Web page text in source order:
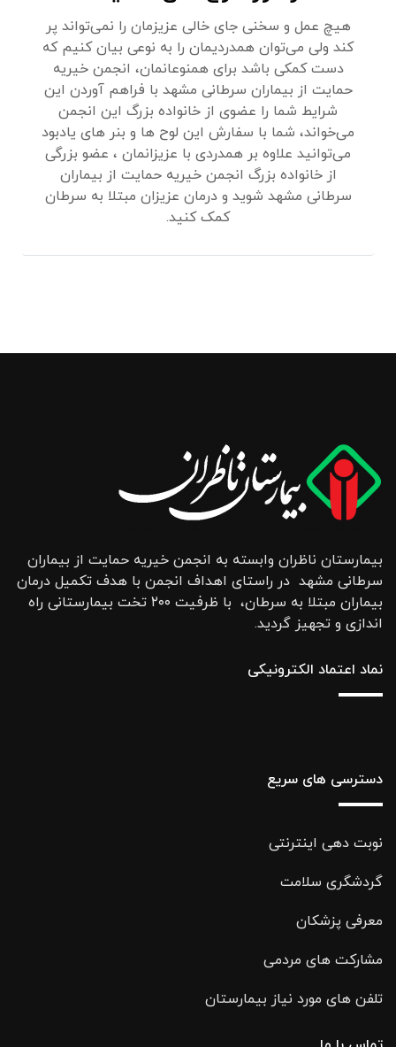
هیچ عمل و سخنی جای خالی عزیزمان را نمی‌تواند پر
کند ولی می‌توان همدردیمان را به نوعی بیان کنیم که
دست کمکی باشد برای همنوعانمان، انجمن خیریه
حمایت از بیماران سرطانی مشهد با فراهم آوردن این
شرایط شما را عضوی از خانواده بزرگ این انجمن
می‌خواند، شما با سفارش این لوح ها و بنر های یادبود
می‌توانید علاوه بر همدردی با عزیزانمان ، عضو بزرگی
از خانواده بزرگ انجمن خیریه حمایت از بیماران
سرطانی مشهد شوید و درمان عزیزان مبتلا به سرطان
کمک کنید.
بیمارستان ناظران وابسته به انجمن خیریه حمایت از بیماران
سرطانی مشهد در راستای اهداف انجمن با هدف تکمیل درمان
بیماران مبتلا به سرطان، با ظرفیت ۲۰۰ تخت بیمارستانی راه
اندازی و تجهیز گردید.
نماد اعتماد الکترونیکی
دسترسی های سریع
نوبت دهی اینترنتی
گردشگری سلامت
معرفی پزشکان
مشارکت های مردمی
تلفن های مورد نیاز بیمارستان